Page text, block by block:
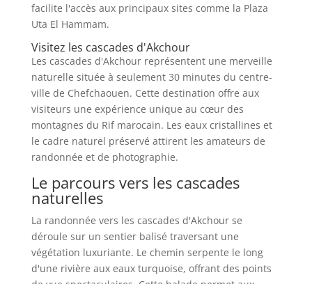
facilite l'accès aux principaux sites comme la Plaza
Uta El Hammam.
Visitez les cascades d'Akchour
Les cascades d'Akchour représentent une merveille
naturelle située à seulement 30 minutes du centre-
ville de Chefchaouen. Cette destination offre aux
visiteurs une expérience unique au cœur des
montagnes du Rif marocain. Les eaux cristallines et
le cadre naturel préservé attirent les amateurs de
randonnée et de photographie.
Le parcours vers les cascades
naturelles
La randonnée vers les cascades d'Akchour se
déroule sur un sentier balisé traversant une
végétation luxuriante. Le chemin serpente le long
d'une rivière aux eaux turquoise, offrant des points